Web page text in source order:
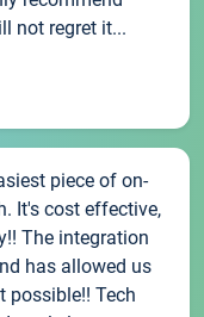
not regret it...
piece of on-
It's cost effective,
The integration
has allowed us
possible!! Tech